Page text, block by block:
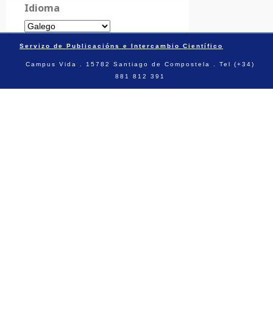
Idioma
Servizo de Publicacións e Intercambio Científico
Campus Vida . 15782 Santiago de Compostela . Tel (+34)
881 812 391